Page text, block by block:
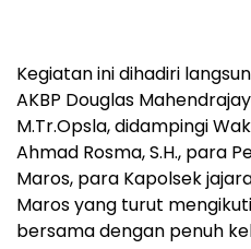
Kegiatan ini dihadiri
AKBP Douglas
M.Tr.Opsla, didampingi
Ahmad Rosma, S.H., para
Maros, para Kapolsek
Maros yang turut
bersama dengan penuh